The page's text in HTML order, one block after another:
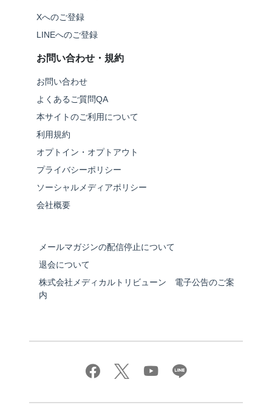
Xへのご登録
LINEへのご登録
お問い合わせ・規約
お問い合わせ
よくあるご質問QA
本サイトのご利用について
利用規約
オプトイン・オプトアウト
プライバシーポリシー
ソーシャルメディアポリシー
会社概要
メールマガジンの配信停止について
退会について
株式会社メディカルトリビューン 電子公告のご案
内